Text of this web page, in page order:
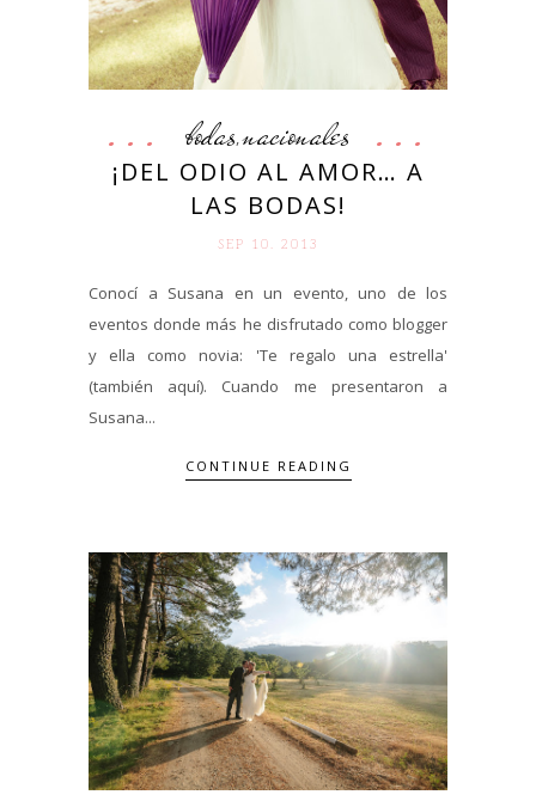
bodas,nacionales
¡DEL ODIO AL AMOR… A
LAS BODAS!
SEP 10. 2013
Conocí a Susana en un evento, uno de los
eventos donde más he disfrutado como blogger
y ella como novia: 'Te regalo una estrella'
(también aquí). Cuando me presentaron a
Susana...
CONTINUE READING